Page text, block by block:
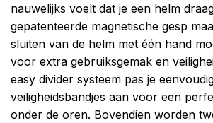
nauwelijks voelt dat je een helm
gepatenteerde magnetische gesp
sluiten van de helm met één hand
voor extra gebruiksgemak en
easy divider systeem pas je
veiligheidsbandjes aan voor een
onder de oren. Bovendien worden